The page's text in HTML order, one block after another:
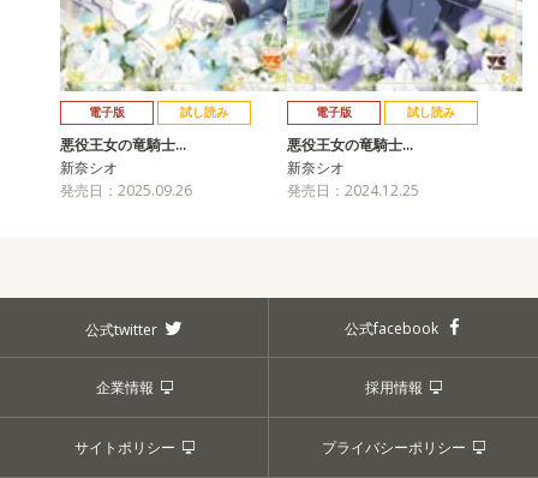
電子版 試し読み
悪役王女の竜騎士…
新奈シオ
発売日：2025.09.26
電子版 試し読み
悪役王女の竜騎士…
新奈シオ
発売日：2024.12.25
公式twitter 公式facebook
企業情報 採用情報
サイトポリシー プライバシーポリシー